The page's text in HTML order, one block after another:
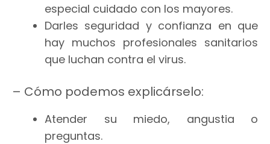
especial cuidado con los mayores.
Darles seguridad y confianza en que
hay muchos profesionales sanitarios
que luchan contra el virus.
– Cómo podemos explicárselo:
Atender su miedo, angustia o
preguntas.